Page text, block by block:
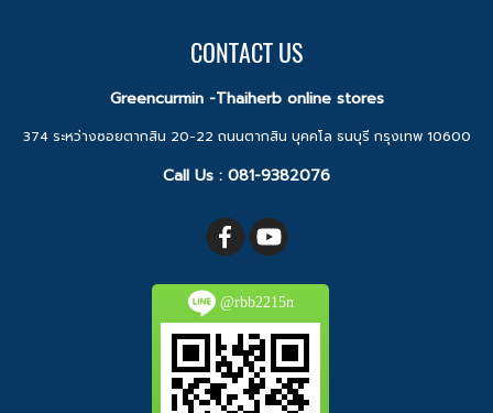
CONTACT US
Greencurmin -Thaiherb online stores
374 ระหว่างซอยตากสิน 20-22 ถนนตากสิน บุคคโล ธนบุรี กรุงเทพ 10600
Call Us : 081-9382076
@rbb2215n